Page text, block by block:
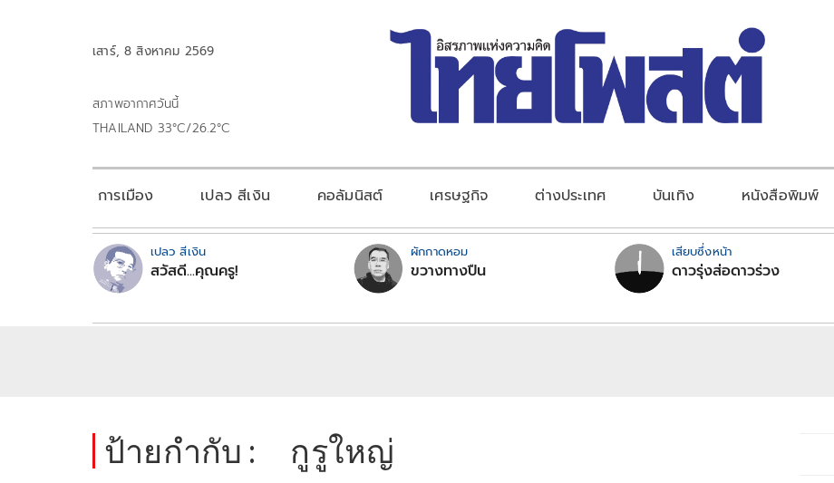
เสาร์, 8 สิงหาคม 2569
สภาพอากาศวันนี้
THAILAND 33°C/26.2°C
การเมือง เปลว สีเงิน คอลัมนิสต์ เศรษฐกิจ ต่างประเทศ บันเทิง หนังสือพิมพ์
เปลว สีเงิน
สวัสดี...คุณครู!
ผักกาดหอม
ขวางทางปืน
เสียบซึ่งหน้า
ดาวรุ่งส่อดาวร่วง
ป้ายกำกับ : กูรูใหญ่